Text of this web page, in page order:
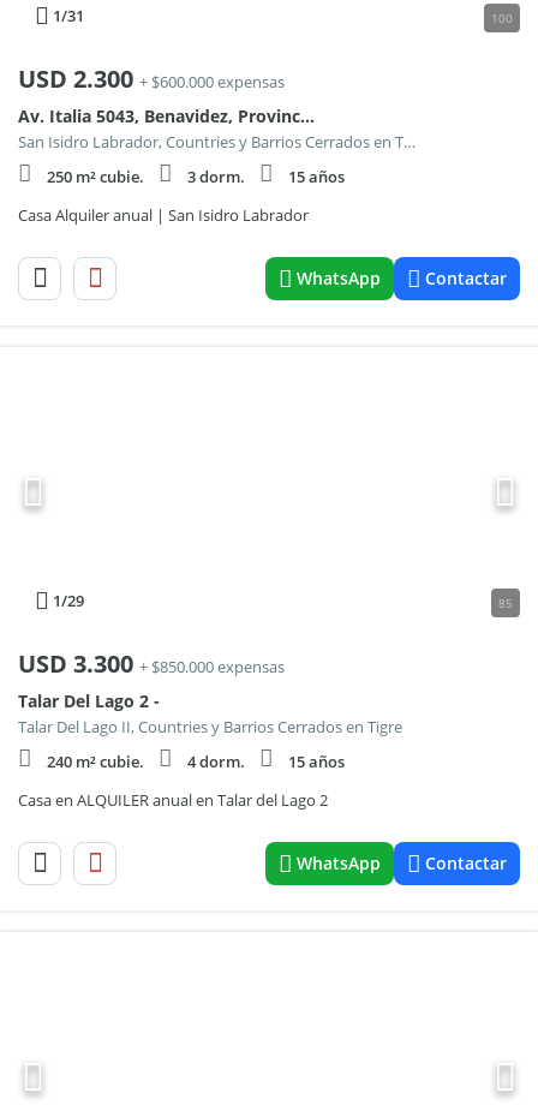
1/31 100
USD 2.300 + $600.000 expensas
Av. Italia 5043, Benavidez, Provincia de Buenos Aires
San Isidro Labrador, Countries y Barrios Cerrados en Tigre
250 m² cubie.
3 dorm.
15 años
Casa Alquiler anual | San Isidro Labrador
WhatsApp Contactar
1/29 85
USD 3.300 + $850.000 expensas
Talar Del Lago 2 -
Talar Del Lago II, Countries y Barrios Cerrados en Tigre
240 m² cubie.
4 dorm.
15 años
Casa en ALQUILER anual en Talar del Lago 2
WhatsApp Contactar